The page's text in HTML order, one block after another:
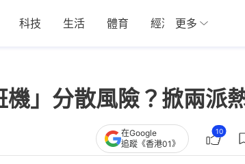
科技 生活 體育 經濟 01深圳
更多
」分散風險？掀兩派
在Google
追蹤《香港01》
10